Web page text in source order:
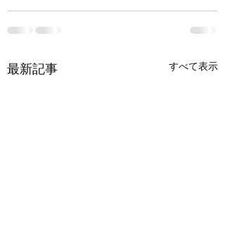
最新記事 すべて表示